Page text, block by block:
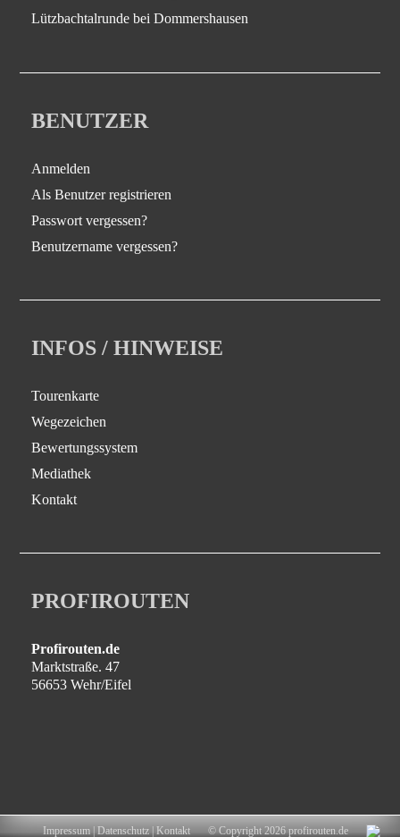
Lützbachtalrunde bei Dommershausen
BENUTZER
Anmelden
Als Benutzer registrieren
Passwort vergessen?
Benutzername vergessen?
INFOS / HINWEISE
Tourenkarte
Wegezeichen
Bewertungssystem
Mediathek
Kontakt
PROFIROUTEN
Profirouten.de
Marktstraße. 47
56653 Wehr/Eifel
© Copyright 2026 profirouten.de
Impressum|Datenschutz|Kontakt